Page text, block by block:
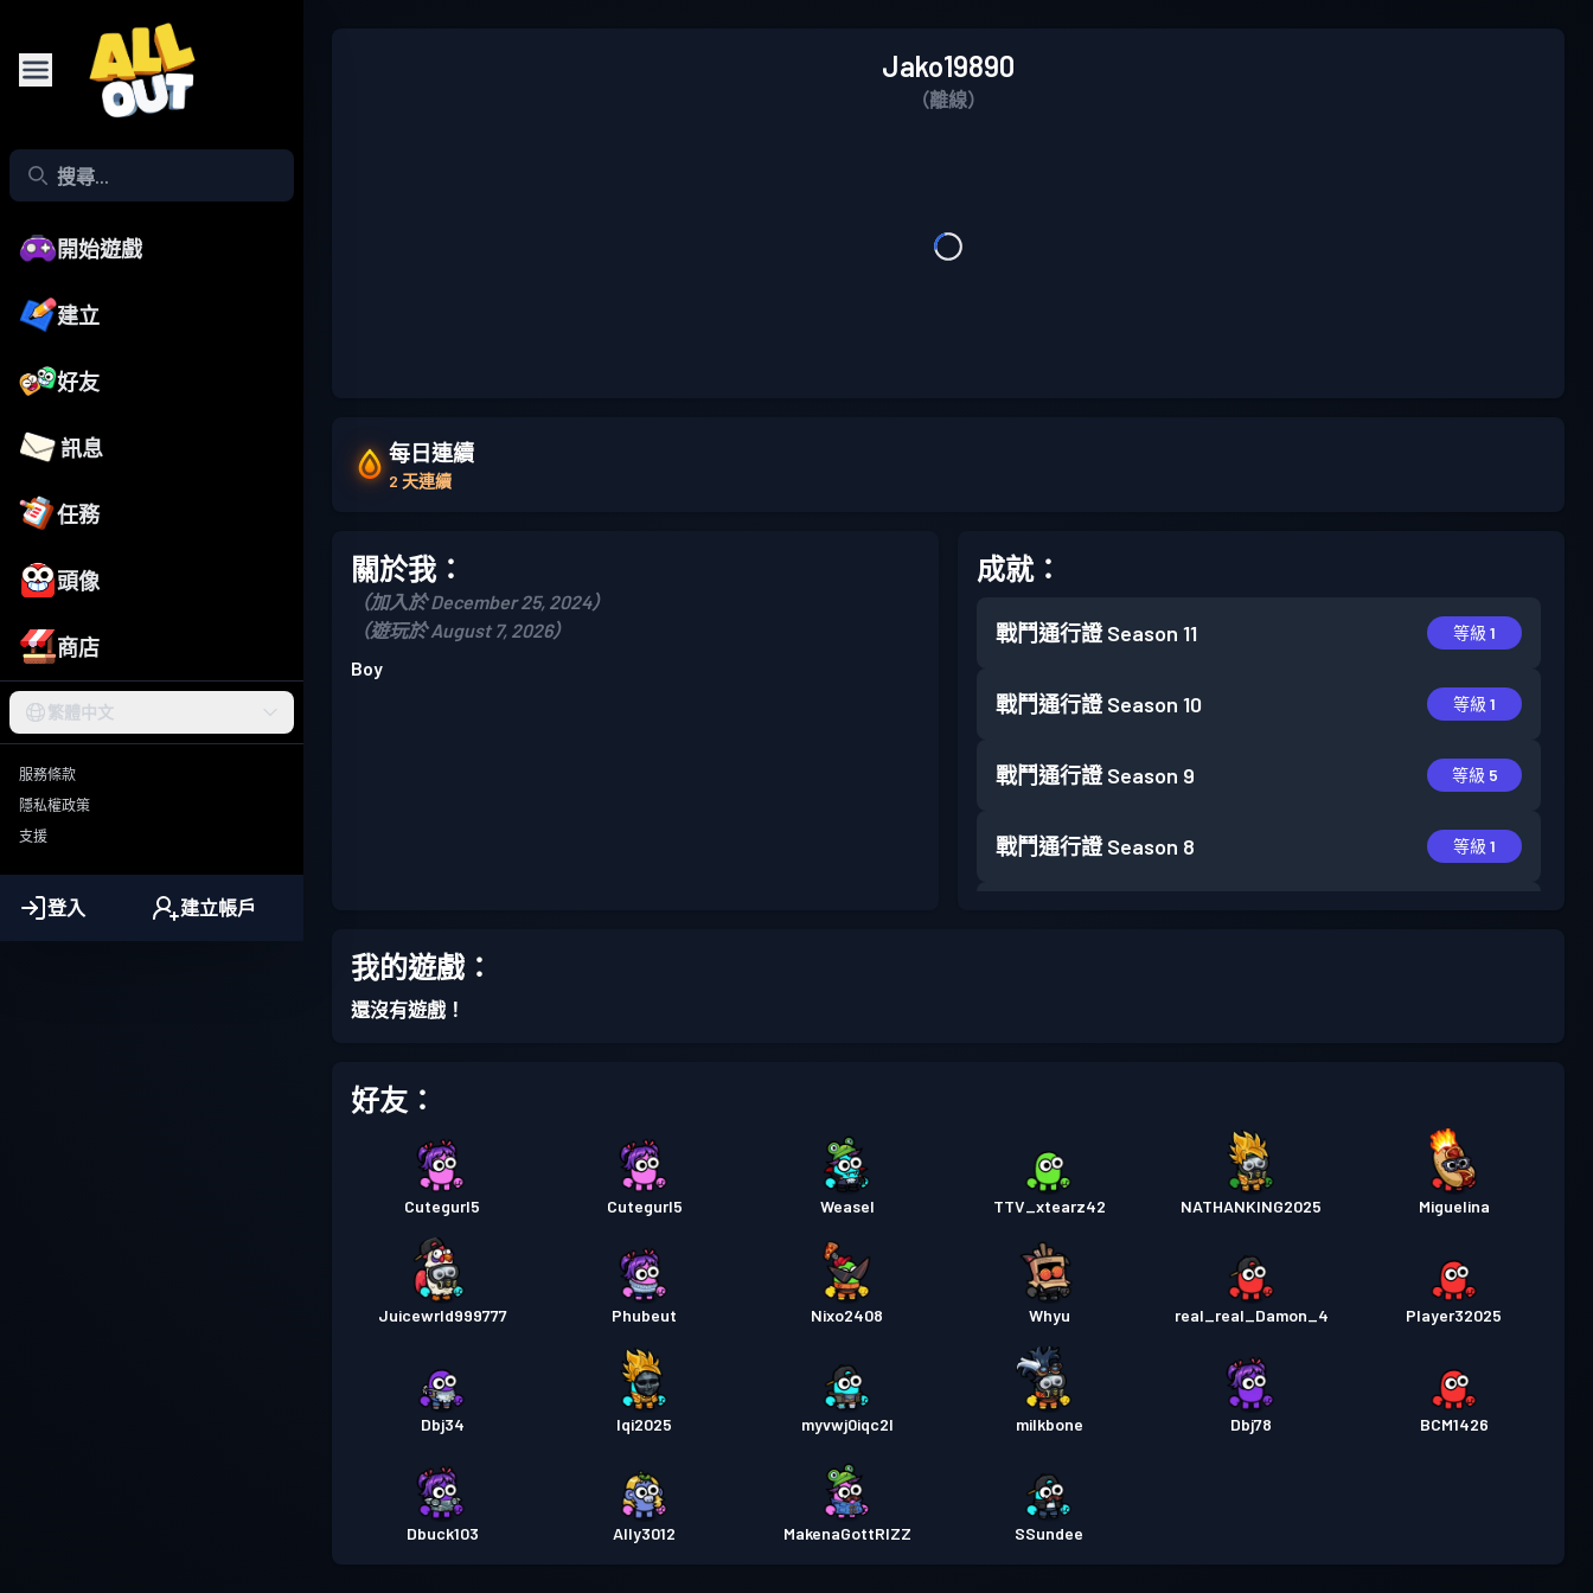
開始遊戲
建立
好友
訊息
任務
頭像
商店
繁體中文
服務條款
隱私權政策
支援
登入 建立帳戶
Jako19890
（離線）
每日連續
2 天連續
關於我：
（加入於 December 25, 2024）
（遊玩於 August 7, 2026）
Boy
成就：
戰鬥通行證 Season 11 等級 1
戰鬥通行證 Season 10 等級 1
戰鬥通行證 Season 9 等級 5
戰鬥通行證 Season 8 等級 1
Season 4 等級 18
戰鬥通行證 Season 3 等級 7
戰鬥通行證 等級 5
戰鬥通行證
我的遊戲：
還沒有遊戲！
好友：
Cutegurl5 Cutegurl5 Weasel TTV_xtearz42 NATHANKING2025 Miguelina
Juicewrld999777 Phubeut Nixo2408 Whyu real_real_Damon_4 Player32025
Dbj34 Iqi2025 myvwj0iqc2l milkbone Dbj78 BCM1426
Dbuck103 Ally3012 MakenaGottRIZZ SSundee